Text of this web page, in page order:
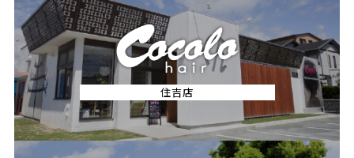
住吉店